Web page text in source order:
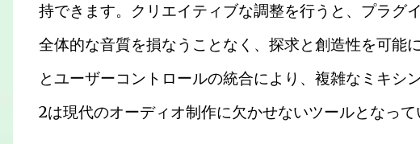
持できます。クリエイティブな調整を行うと、プラグ
全体的な音質を損なうことなく、探求と創造性を可能
とユーザーコントロールの統合により、複雑なミキ
2は現代のオーディオ制作に欠かせないツールとなって